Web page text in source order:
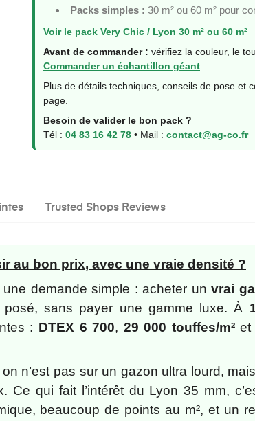
Packs simples : 30 m² ou 60 m² pour
Voir le pack Very Chic / Lyon 30 m² ou 60 m²
Avant de commander : vérifiez la couleur, le
Commander un échantillon géant
Plus de détails techniques, conseils de pose et
page.
Besoin de valider le bon pack ?
Tél : 04 83 16 42 78 • Mail : contact@ag-co.fr
Trusted Shops Reviews
au bon prix, avec une vraie densité ?
une demande simple : acheter unvrai
sans payer une gamme luxe. À
: DTEX 6 700, 29 000 touffes/m²et
n’est pas sur un gazon ultra lourd,
qui fait l’intérêt du Lyon 35 mm,
beaucoup de points au m², et un